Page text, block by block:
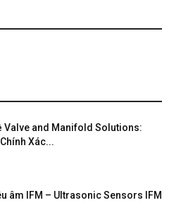
Valve and Manifold Solutions:
Xác...
âm IFM – Ultrasonic Sensors IFM